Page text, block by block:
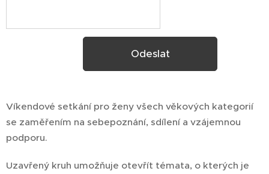
Odeslat
Víkendové setkání pro ženy všech věkových kategorií
se zaměřením na sebepoznání, sdílení a vzájemnou
podporu.
Uzavřený kruh umožňuje otevřít témata, o kterých je